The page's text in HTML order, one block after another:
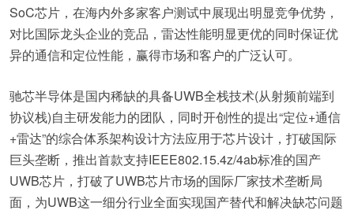
SoC芯片，在海内外多家客户测试中展现出明显竞争优势，
对比国际龙头企业的竞品，雷达性能明显更优的同时保证优
异的通信和定位性能，赢得市场和客户的广泛认可。
驰芯半导体是国内稀缺的具备UWB全栈技术(从射频前端到
协议栈)自主研发能力的团队，同时开创性的提出“定位+通信
+雷达”的综合体系架构设计方法应用于芯片设计，打破国际
巨头垄断，推出首款支持IEEE802.15.4z/4ab标准的国产
UWB芯片，打破了UWB芯片市场的国际厂家技术垄断局
面，为UWB这一细分行业全面实现国产替代和解决缺芯问题